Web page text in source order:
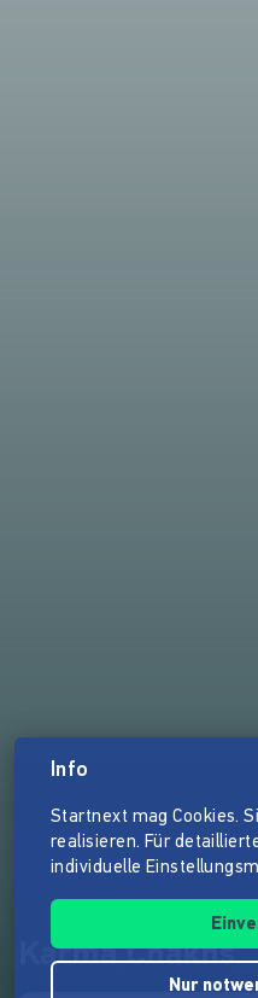
Karma Chakhs
Info
Startnext mag Cookies.
realisieren. Für
individuelle
Nur